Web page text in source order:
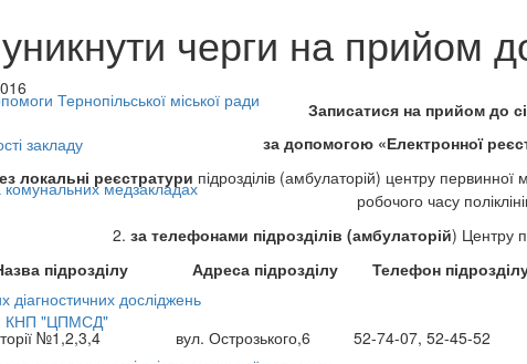
Тернопільської міської ради
закладу
медзакладах
досліджень
КНП "ЦПМСД"
черги на прийом
Записатися на прийом до
за допомогою «Електронної
локальні реєстратури підрозділів (амбулаторій) центру первинної
робочого часу
2. за телефонами підрозділів (амбулаторій) Центру
підрозділу
Адреса підрозділу Телефон
№1,2,3,4 вул. Острозького,6 52-74-07, 52-45-52